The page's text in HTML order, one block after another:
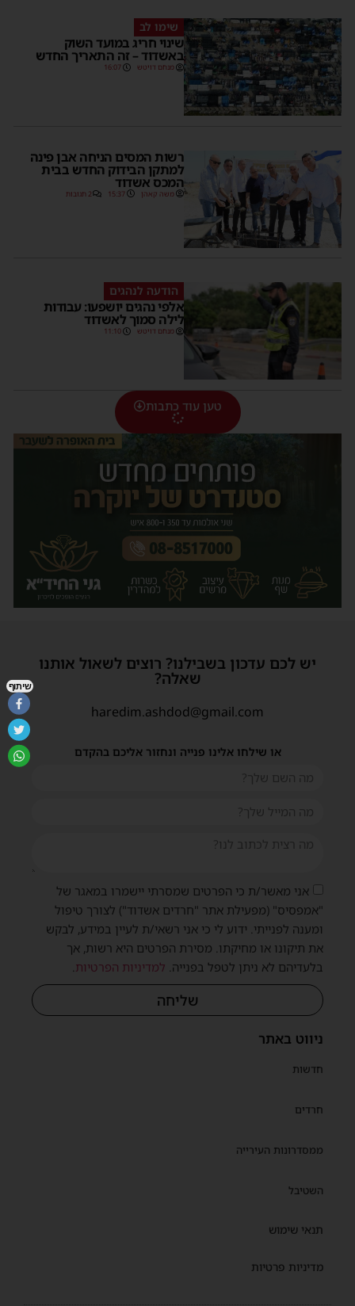
שימו לב
שינוי חריג במועד השוק
באשדוד – זה התאריך החדש
מנחם דויטש 16:07
רשות המסים הניחה אבן פינה
למתקן הבידוק החדש בבית
המכס אשדוד
משה קאהן 15:37 2 תגובות
הודעה לנהגים
אלפי נהגים יושפעו: עבודות
לילה סמוך לאשדוד
מנחם דויטש 11:10
טען עוד כתבות
ניווט באתר
חדשות
חרדים
ממסדרונות העירייה
השטיבל
תנאי שימוש
מדיניות פרטיות
יש לכם עדכון בשבילנו? רוצים לשאול אותנו
שאלה?
haredim.ashdod@gmail.com
או שילחו אלינו פנייה ונחזור אליכם בהקדם
אני מאשר/ת כי הפרטים שמסרתי יישמרו במאגר של
"אמפסיס" (מפעילת אתר "חרדים אשדוד") לצורך טיפול
ומענה לפנייתי. ידוע לי כי אני רשאי/ת לעיין במידע, לבקש
את תיקונו או מחיקתו. מסירת הפרטים היא רשות, אך
בלעדיהם לא ניתן לטפל בפנייה. למדיניות הפרטיות
שליחה
שיתוף